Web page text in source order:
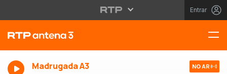
Entrar
Madrugada A3 NO AR